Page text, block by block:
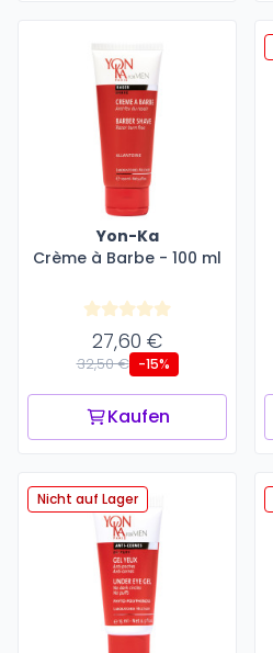
Yon-Ka
Crème à Barbe - 100 ml
27,60 €
32,50 € -15%
Kaufen
Nicht auf Lager